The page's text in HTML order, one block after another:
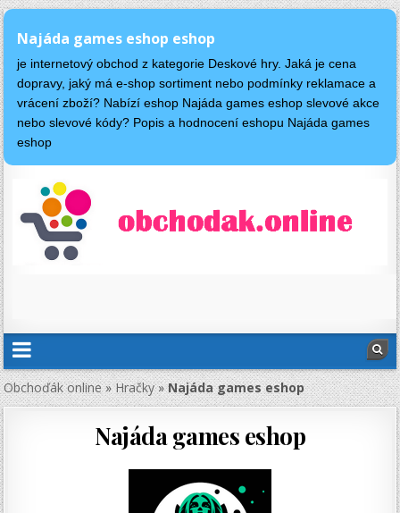
Najáda games eshop eshop
je internetový obchod z kategorie Deskové hry. Jaká je cena
dopravy, jaký má e-shop sortiment nebo podmínky reklamace a
vrácení zboží? Nabízí eshop Najáda games eshop slevové akce
nebo slevové kódy? Popis a hodnocení eshopu Najáda games
eshop
Obchoďák online»Hračky»Najáda games eshop
Najáda games eshop